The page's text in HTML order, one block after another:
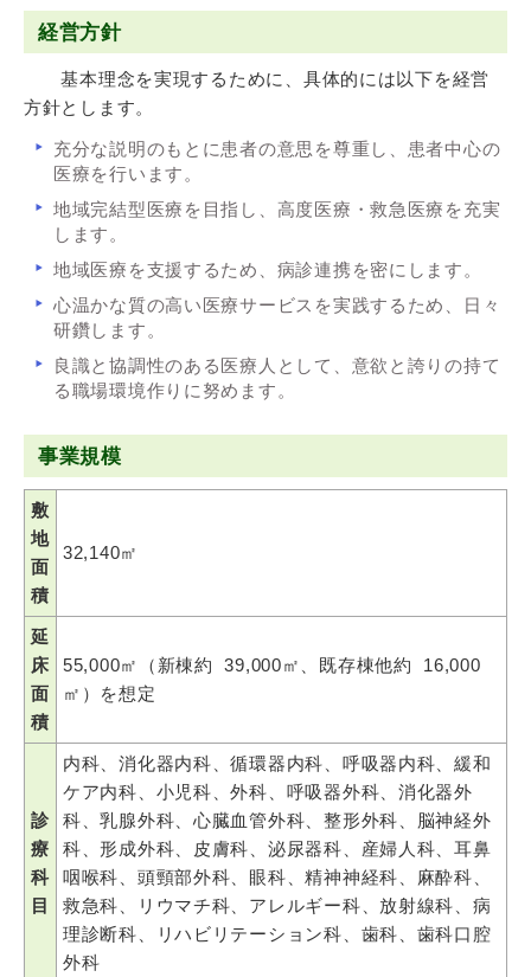
経営方針
基本理念を実現するために、具体的には以下を経営
方針とします。
充分な説明のもとに患者の意思を尊重し、患者中心の
医療を行います。
地域完結型医療を目指し、高度医療・救急医療を充実
します。
地域医療を支援するため、病診連携を密にします。
心温かな質の高い医療サービスを実践するため、日々
研鑽します。
良識と協調性のある医療人として、意欲と誇りの持て
る職場環境作りに努めます。
事業規模
敷
地
面
積
32,140㎡
延
床
面
積
55,000㎡（新棟約 39,000㎡、既存棟他約 16,000
㎡）を想定
診
療
科
目
内科、消化器内科、循環器内科、呼吸器内科、緩和
ケア内科、小児科、外科、呼吸器外科、消化器外
科、乳腺外科、心臓血管外科、整形外科、脳神経外
科、形成外科、皮膚科、泌尿器科、産婦人科、耳鼻
咽喉科、頭頸部外科、眼科、精神神経科、麻酔科、
救急科、リウマチ科、アレルギー科、放射線科、病
理診断科、リハビリテーション科、歯科、歯科口腔
外科